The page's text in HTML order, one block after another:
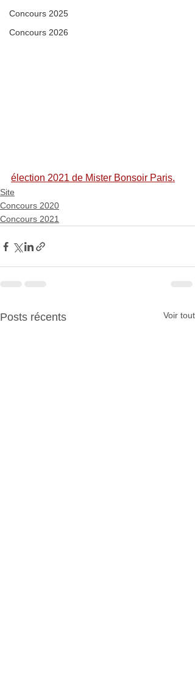
Concours 2025
Concours 2026
élection 2021 de Mister Bonsoir Paris.
Site
Concours 2020
Concours 2021
Posts récents Voir tout